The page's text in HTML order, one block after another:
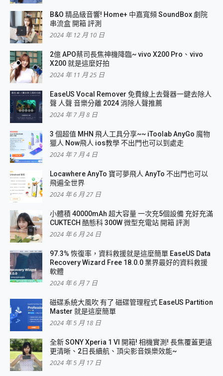
B&O 精品級音響! Home+ 中嘉寬頻 SoundBox 劇院
串流盒 開箱 評測
2024 年 12 月 10 日
2億 APO蔡司長焦神機降臨~ vivo X200 Pro、vivo
X200 就是這麼好拍
2024 年 11 月 25 日
EaseUS Vocal Remover 免費線上去聲器一鍵去除人
聲 人聲 音樂分離 2024 消除人聲推薦
2024 年 7 月 8 日
3 個超值 MHN 飛人工具分享~~ iToolab AnyGo 魔物
獵人 Now飛人 ios教學 不出門也可以到處走
2024 年 7 月 4 日
Locawhere AnyTo 寶可夢飛人 AnyTo 不出門也可以
飛遍全世界
2024 年 6 月 27 日
小體積 40000mAh 超大容量 一次充5個設備 充好充滿
CUKTECH 酷態科 300W 微型充電站 開箱 評測
2024 年 6 月 24 日
97.3% 恢復率，資料救援就是這麼簡單 EaseUS Data
Recovery Wizard Free 18.0.0 業界最好的資料救援
軟體
2024 年 6 月 7 日
磁碟系統大風吹 有了 磁碟管理程式 EaseUS Partition
Master 就是這麼簡單
2024 年 5 月 18 日
全新 SONY Xperia 1 VI 開箱! 相機實測! 長焦覆蓋更遠
更清晰、2日長續航、頂尖影音娛樂效能~
2024 年 5 月 17 日